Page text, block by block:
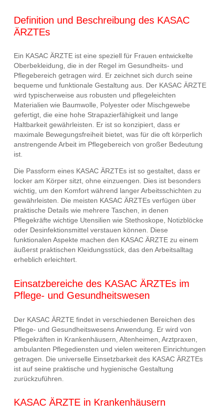
Definition und Beschreibung des KASAC
ÄRZTEs
Ein KASAC ÄRZTE ist eine speziell für Frauen entwickelte
Oberbekleidung, die in der Regel im Gesundheits- und
Pflegebereich getragen wird. Er zeichnet sich durch seine
bequeme und funktionale Gestaltung aus. Der KASAC ÄRZTE
wird typischerweise aus robusten und pflegeleichten
Materialien wie Baumwolle, Polyester oder Mischgewebe
gefertigt, die eine hohe Strapazierfähigkeit und lange
Haltbarkeit gewährleisten. Er ist so konzipiert, dass er
maximale Bewegungsfreiheit bietet, was für die oft körperlich
anstrengende Arbeit im Pflegebereich von großer Bedeutung
ist.
Die Passform eines KASAC ÄRZTEs ist so gestaltet, dass er
locker am Körper sitzt, ohne einzuengen. Dies ist besonders
wichtig, um den Komfort während langer Arbeitsschichten zu
gewährleisten. Die meisten KASAC ÄRZTEs verfügen über
praktische Details wie mehrere Taschen, in denen
Pflegekräfte wichtige Utensilien wie Stethoskope, Notizblöcke
oder Desinfektionsmittel verstauen können. Diese
funktionalen Aspekte machen den KASAC ÄRZTE zu einem
äußerst praktischen Kleidungsstück, das den Arbeitsalltag
erheblich erleichtert.
Einsatzbereiche des KASAC ÄRZTEs im
Pflege- und Gesundheitswesen
Der KASAC ÄRZTE findet in verschiedenen Bereichen des
Pflege- und Gesundheitswesens Anwendung. Er wird von
Pflegekräften in Krankenhäusern, Altenheimen, Arztpraxen,
ambulanten Pflegediensten und vielen weiteren Einrichtungen
getragen. Die universelle Einsetzbarkeit des KASAC ÄRZTEs
ist auf seine praktische und hygienische Gestaltung
zurückzuführen.
KASAC ÄRZTE in Krankenhäusern